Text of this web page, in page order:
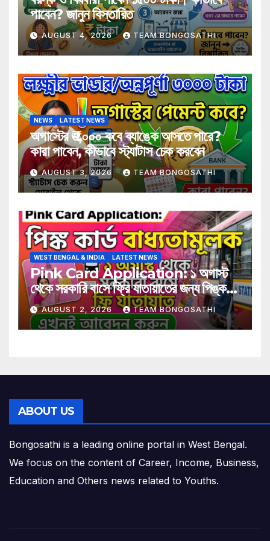
পাবেন? জানুন বিস্তারিত
AUGUST 4, 2026 TEAM BONGOSATHI
NEWS LATEST NEWS
অগাস্টের ₹৩,০০০ কবে ব্যাঙ্কে আসতে পারে?
কারা পাবেন, কীভাবে স্ট্যাটাস চেক করবেন
AUGUST 3, 2026 TEAM BONGOSATHI
WEST BENGAL & INDIA LATEST NEWS
Pink Card Application: ১ অগাস্ট
থেকে সরকারি বাসে ফ্রি যাতায়াতের জন্য পিঙ্ক
কার্ড বাধ্যতামূলক? আবেদন করুন এখনই
AUGUST 2, 2026 TEAM BONGOSATHI
ABOUT US
Bongosathi is a leading online portal in West Bengal.
We focus on the content of Career, Income, Business,
Education and Others news related to Youths.